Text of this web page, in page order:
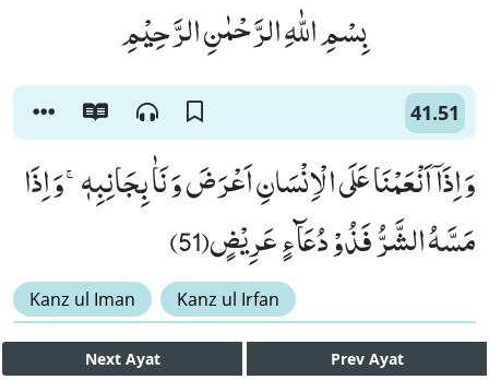
بِسْمِ اللّٰهِ الرَّحْمٰنِ الرَّحِیْمِ
41.51
وَ اِذَاۤ اَنْعَمْنَا عَلَى الْاِنْسَانِ اَعْرَضَ وَ نَاٰ بِجَانِبِهٖۚ-وَ اِذَا
مَسَّهُ الشَّرُّ فَذُوْ دُعَآءٍ عَرِیْضٍ(51)
Kanz ul Iman Kanz ul Irfan
Next Ayat Prev Ayat